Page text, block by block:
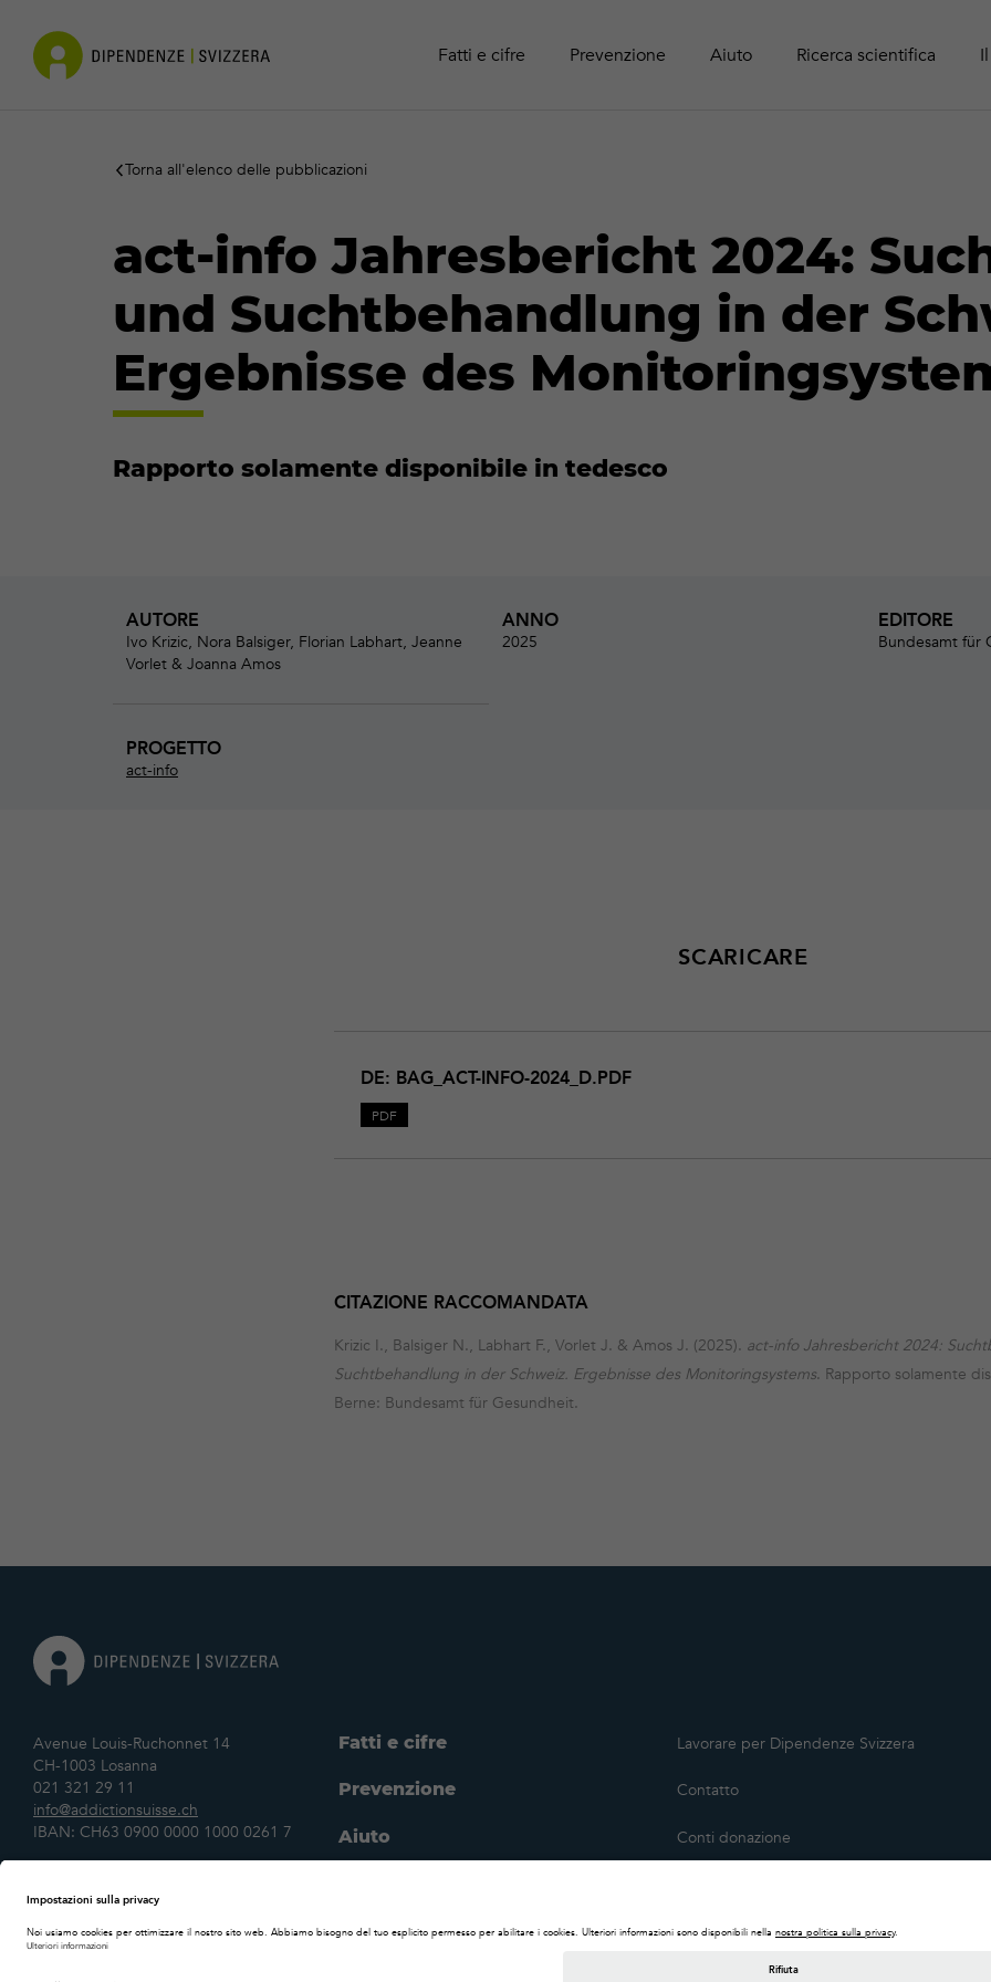
Fatti e cifre
Cocaina Attività online
Prevenzione
Aiuto Ricerca scientifica
Contatto
Torna all'elenco delle pubblicazioni
act-info Jahresbericht 2024:
und Suchtbehandlung in der
Ergebnisse des
Rapporto solamente disponibile in tedesco
AUTORE
Ivo Krizic, Nora Balsiger, Florian Labhart, Jeanne
Vorlet & Joanna Amos
ANNO
2025
EDITORE
Bundesamt für
PROGETTO
act-info
SCARICARE
DE: BAG_ACT-INFO-2024_D.PDF
PDF
info-
2024_D
CITAZIONE RACCOMANDATA
Krizic I., Balsiger N., Labhart F., Vorlet J. & Amos J. (2025). act-info Jahresbericht 2024:
Suchtbehandlung in der Schweiz. Ergebnisse des Monitoringsystems. Rapporto solamente
Berne: Bundesamt für Gesundheit.
Avenue Louis-Ruchonnet 14
CH-1003 Losanna
021 321 29 11
info@addictionsuisse.ch
IBAN: CH63 0900 0000 1000 0261 7
Dichiarazione sulla
protezione dei dati
Impostazione
Fatti e cifre Lavorare per Dipendenze Svizzera
Prevenzione Contatto
Aiuto Conti donazione
Il nostro impegno
Impressum